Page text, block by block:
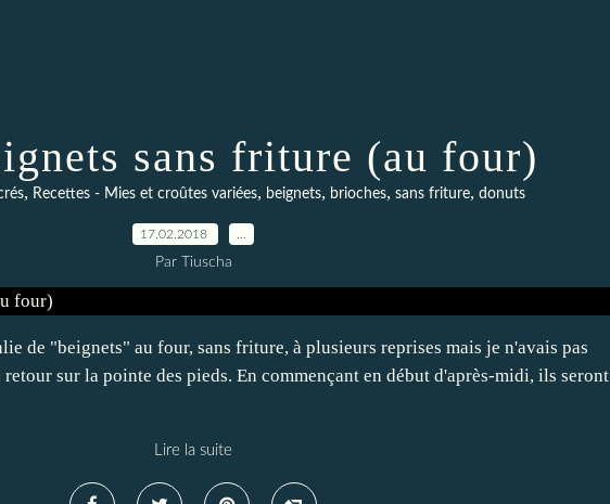
sans friture (au four)
, Recettes - Mies et croûtes variées, beignets, brioches, sans friture, donuts
17.02.2018
Par Tiuscha
de "beignets" au four, sans friture, à plusieurs reprises mais je n'avais pas
sur la pointe des pieds. En commençant en début d'après-midi, ils seront
Lire la suite